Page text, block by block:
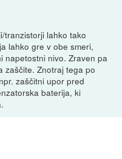
tranzistorji lahko tako
lahko gre v obe smeri,
napetostni nivo. Zraven pa
zaščite. Znotraj tega po
zaščitni upor pred
baterija, ki